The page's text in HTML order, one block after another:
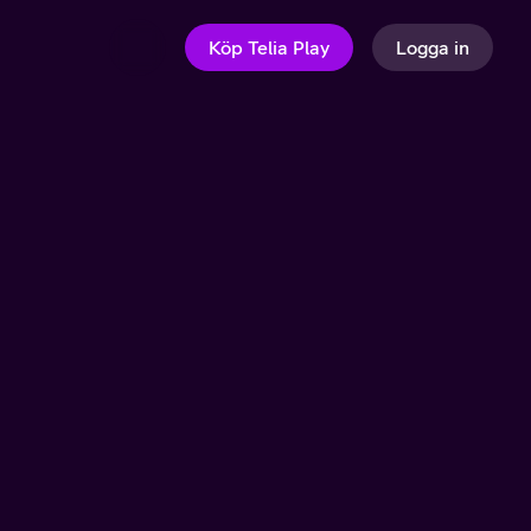
Köp Telia Play Logga in